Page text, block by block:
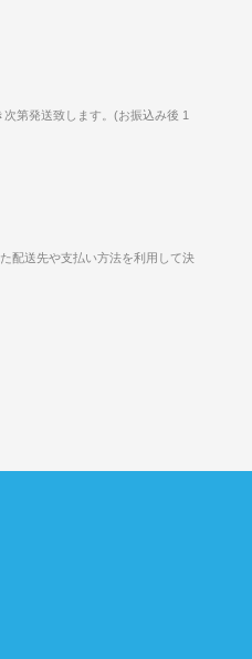
第発送致します。(お振込み後 1
配送先や支払い方法を利用して決